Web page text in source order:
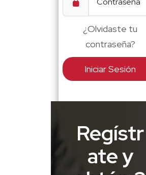
¿Olvidaste tu
contraseña?
Iniciar Sesión
Regístr
ate y